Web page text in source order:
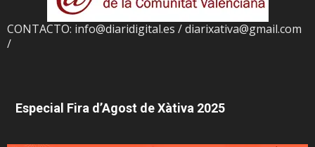
CONTACTO: info@diaridigital.es / diarixativa@gmail.com
/
Especial Fira d’Agost de Xàtiva 2025